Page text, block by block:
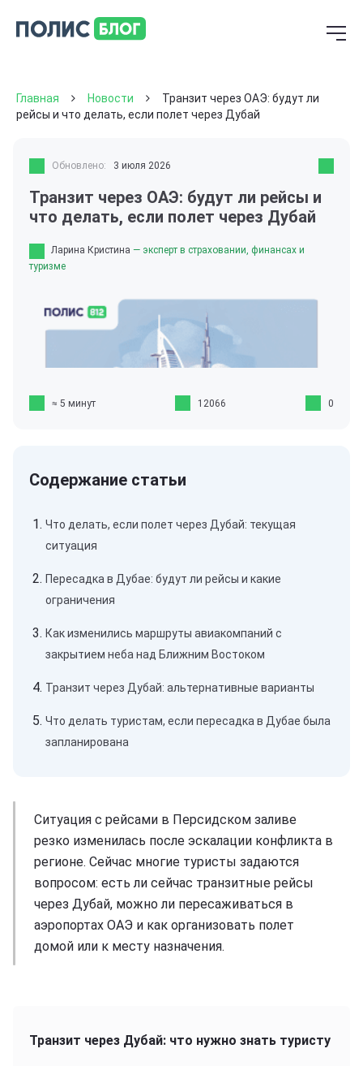
Главная Новости
Транзит через ОАЭ: будут ли
рейсы и что делать, если полет через Дубай
Обновлено: 3 июля 2026
Транзит через ОАЭ: будут ли рейсы и
что делать, если полет через Дубай
Ларина Кристина — эксперт в страховании, финансах и
туризме
≈ 5 минут 12066 0
Что делать, если полет через Дубай: текущая
ситуация
Пересадка в Дубае: будут ли рейсы и какие
ограничения
Как изменились маршруты авиакомпаний с
закрытием неба над Ближним Востоком
Транзит через Дубай: альтернативные варианты
Что делать туристам, если пересадка в Дубае была
запланирована
Ситуация с рейсами в Персидском заливе
резко изменилась после эскалации конфликта в
регионе. Сейчас многие туристы задаются
вопросом: есть ли сейчас транзитные рейсы
через Дубай, можно ли пересаживаться в
аэропортах ОАЭ и как организовать полет
домой или к месту назначения.
Транзит через Дубай: что нужно знать туристу